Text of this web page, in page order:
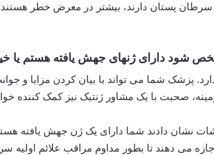
سرطان پستان دارند، بیشتر در معرض خطر هستند
شود دارای ژنهای جهش یافته هستم یا
پزشک شما می تواند با بیان کردن مزایا و
صحبت با یک مشاور ژنتیک نیز کمک کننده
نشان دادند شما دارای یک ژن جهش یافته
می دهند تا بطور مداوم مراقب علائم اولیه